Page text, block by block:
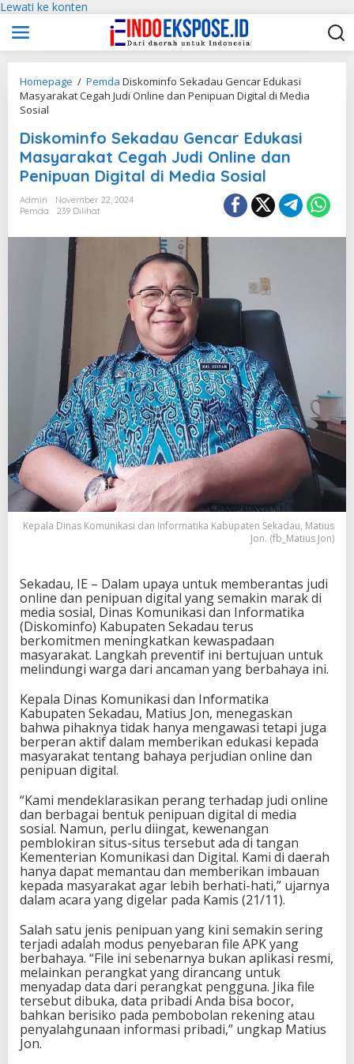
Lewati ke konten
Homepage / Pemda Diskominfo Sekadau Gencar Edukasi
Masyarakat Cegah Judi Online dan Penipuan Digital di Media
Sosial
Diskominfo Sekadau Gencar Edukasi
Masyarakat Cegah Judi Online dan
Penipuan Digital di Media Sosial
Admin
November 22, 2024
Pemda
239 Dilihat
Kepala Dinas Komunikasi dan Informatika Kabupaten Sekadau, Matius
Jon. (fb_Matius Jon)
Sekadau, IE – Dalam upaya untuk memberantas judi
online dan penipuan digital yang semakin marak di
media sosial, Dinas Komunikasi dan Informatika
(Diskominfo) Kabupaten Sekadau terus
berkomitmen meningkatkan kewaspadaan
masyarakat. Langkah preventif ini bertujuan untuk
melindungi warga dari ancaman yang berbahaya ini.
Kepala Dinas Komunikasi dan Informatika
Kabupaten Sekadau, Matius Jon, menegaskan
bahwa pihaknya tidak hanya mengawasi tetapi juga
berperan aktif dalam memberikan edukasi kepada
masyarakat tentang bahaya perjudian online dan
penipuan digital.
“Kami mendeklarasikan perang terhadap judi online
dan berbagai bentuk penipuan digital di media
sosial. Namun, perlu diingat, kewenangan
pemblokiran situs-situs tersebut ada di tangan
Kementerian Komunikasi dan Digital. Kami di daerah
hanya dapat memantau dan memberikan imbauan
kepada masyarakat agar lebih berhati-hati,” ujarnya
dalam acara yang digelar pada Kamis (21/11).
Salah satu jenis penipuan yang kini semakin sering
terjadi adalah modus penyebaran file APK yang
berbahaya. “File ini sebenarnya bukan aplikasi resmi,
melainkan perangkat yang dirancang untuk
menyadap data dari perangkat pengguna. Jika file
tersebut dibuka, data pribadi Anda bisa bocor,
bahkan berisiko pada pembobolan rekening atau
penyalahgunaan informasi pribadi,” ungkap Matius
Jon.